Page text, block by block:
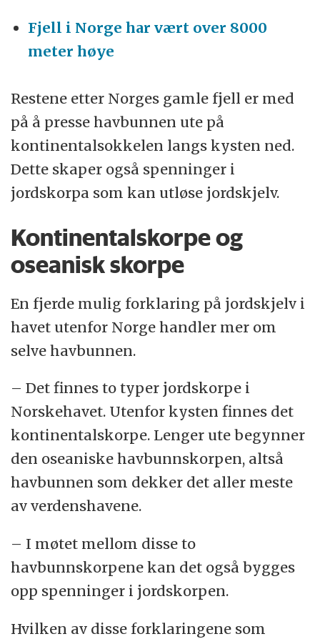
Fjell i Norge har vært over 8000
meter høye
Restene etter Norges gamle fjell er med
på å presse havbunnen ute på
kontinentalsokkelen langs kysten ned.
Dette skaper også spenninger i
jordskorpa som kan utløse jordskjelv.
Kontinentalskorpe og
oseanisk skorpe
En fjerde mulig forklaring på jordskjelv i
havet utenfor Norge handler mer om
selve havbunnen.
– Det finnes to typer jordskorpe i
Norskehavet. Utenfor kysten finnes det
kontinentalskorpe. Lenger ute begynner
den oseaniske havbunnskorpen, altså
havbunnen som dekker det aller meste
av verdenshavene.
– I møtet mellom disse to
havbunnskorpene kan det også bygges
opp spenninger i jordskorpen.
Hvilken av disse forklaringene som